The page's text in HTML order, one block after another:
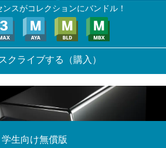
スがコレクションにバンドル！
クライブする （購入）
学生向け無償版